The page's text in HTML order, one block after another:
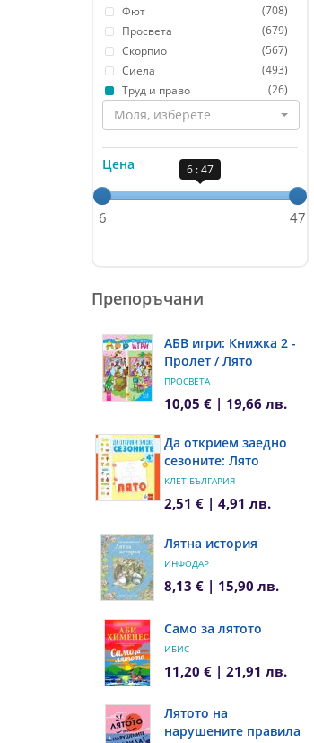
Фют
(708)
Просвета
(679)
Скорпио
(567)
Сиела
(493)
Труд и право
(26)
Моля, изберете
Цена 6 : 47
6 47
Препоръчани
АБВ игри: Книжка 2 -
Пролет / Лято
ПРОСВЕТА
10,05 € | 19,66 лв.
Да открием заедно
сезоните: Лято
КЛЕТ БЪЛГАРИЯ
2,51 € | 4,91 лв.
Лятна история
ИНФОДАР
8,13 € | 15,90 лв.
Само за лятото
ИБИС
11,20 € | 21,91 лв.
Лятото на
нарушените правила